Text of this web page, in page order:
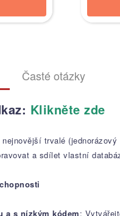
Časté otázky
Klikněte zde
nejnovější trvalé
a sdílet vlastní
a s nízkým kódem: